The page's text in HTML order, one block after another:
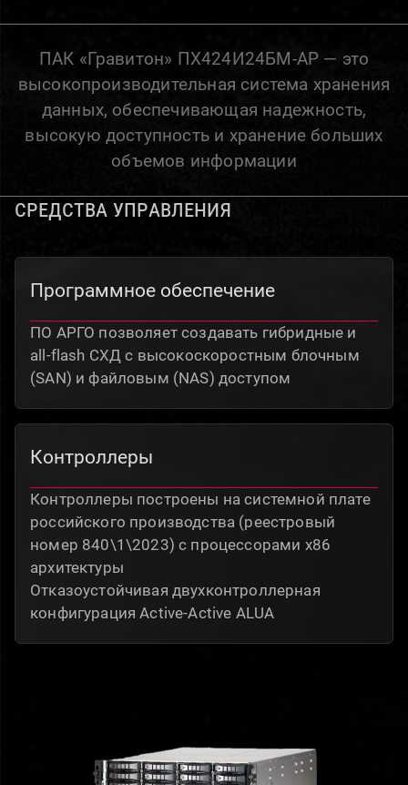
ПАК «Гравитон» ПХ424И24БМ-АР — это
высокопроизводительная система хранения
данных, обеспечивающая надежность,
высокую доступность и хранение больших
объемов информации
Средства управления
Программное обеспечение
ПО АРГО позволяет создавать гибридные и
all-flash СХД с высокоскоростным блочным
(SAN) и файловым (NAS) доступом
Контроллеры
Контроллеры построены на системной плате
российского производства (реестровый
номер 840\1\2023) с процессорами х86
архитектуры
Отказоустойчивая двухконтроллерная
конфигурация Active-Active ALUA